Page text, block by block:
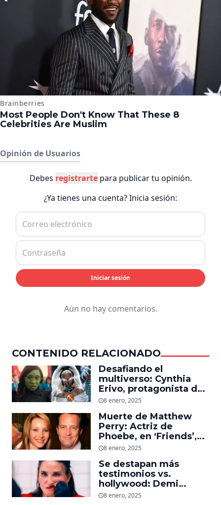
Opinión de Usuarios
Debes registrartepara publicar tu opinión.
¿Ya tienes una cuenta? Inicia sesión:
Iniciar sesión
Aún no hay comentarios.
CONTENIDO RELACIONADO
Desafiando el
multiverso: Cynthia
Erivo, protagonista de
‘Wicked’, quiere ser
8 enero, 2025
Muerte de Matthew
Perry: Actriz de
Phoebe, en ‘Friends’,
descubre un emotivo
dejó
8 enero, 2025
Se destapan más
testimonios vs.
hollywood: Demi
Moore, protagonista de
8 enero, 2025